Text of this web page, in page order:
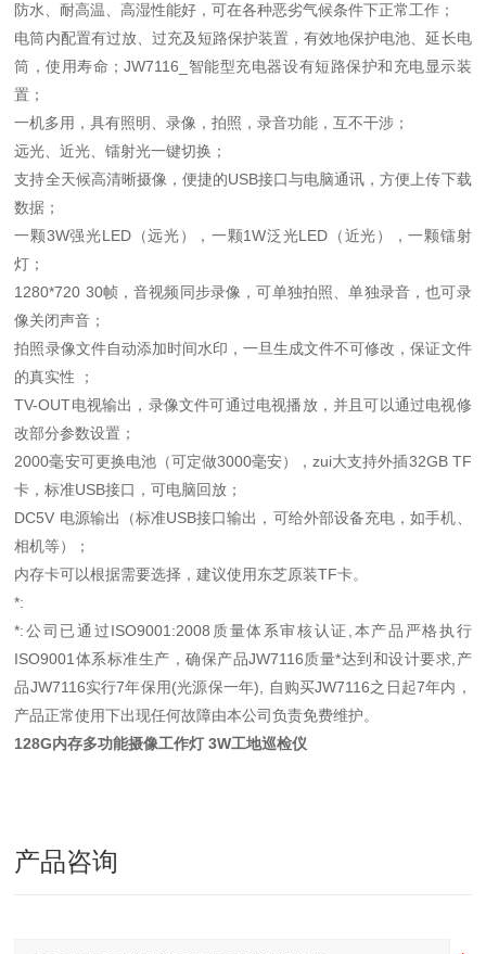
防水、耐高温、高湿性能好，可在各种恶劣气候条件下正常工作；
电筒内配置有过放、过充及短路保护装置，有效地保护电池、延长电
筒，使用寿命；JW7116_智能型充电器设有短路保护和充电显示装
置；
一机多用，具有照明、录像，拍照，录音功能，互不干涉；
远光、近光、镭射光一键切换；
支持全天候高清晰摄像，便捷的USB接口与电脑通讯，方便上传下载
数据；
一颗3W强光LED（远光），一颗1W泛光LED（近光），一颗镭射
灯；
1280*720 30帧，音视频同步录像，可单独拍照、单独录音，也可录
像关闭声音；
拍照录像文件自动添加时间水印，一旦生成文件不可修改，保证文件
的真实性 ；
TV-OUT电视输出，录像文件可通过电视播放，并且可以通过电视修
改部分参数设置；
2000毫安可更换电池（可定做3000毫安），zui大支持外插32GB TF
卡，标准USB接口，可电脑回放；
DC5V 电源输出（标准USB接口输出，可给外部设备充电，如手机、
相机等）；
内存卡可以根据需要选择，建议使用东芝原装TF卡。
*:
*:公司已通过ISO9001:2008质量体系审核认证,本产品严格执行
ISO9001体系标准生产，确保产品JW7116质量*达到和设计要求,产
品JW7116实行7年保用(光源保一年), 自购买JW7116之日起7年内，
产品正常使用下出现任何故障由本公司负责免费维护。
128G内存多功能摄像工作灯 3W工地巡检仪
产品咨询